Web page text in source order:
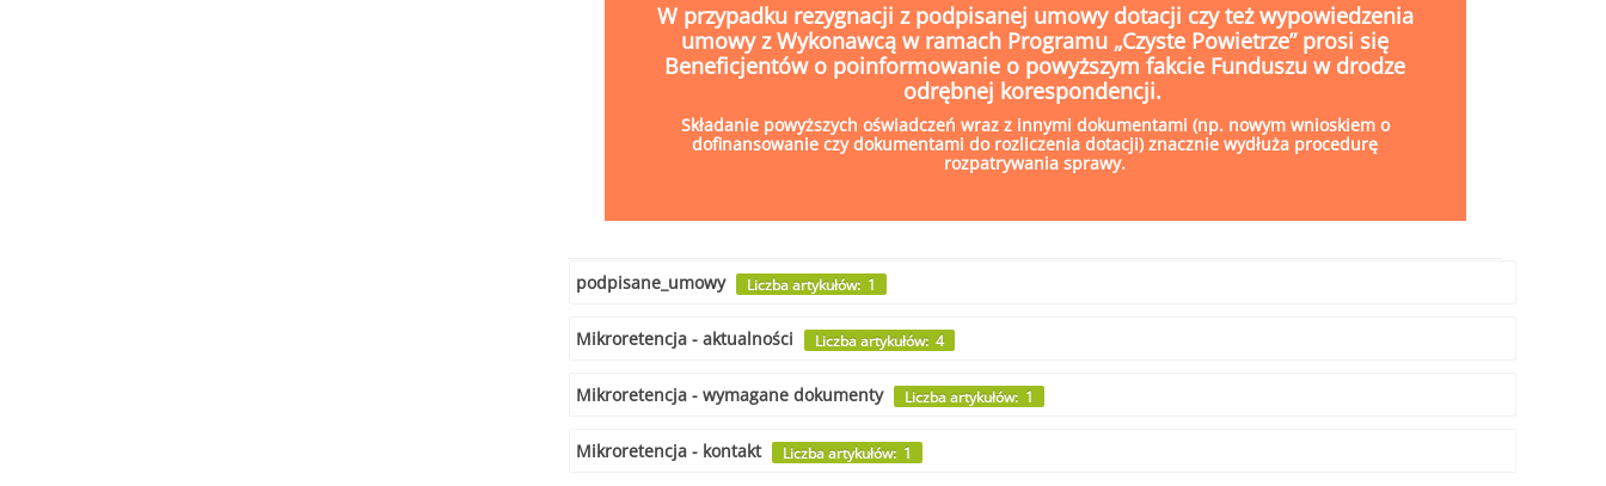
W przypadku rezygnacji z podpisanej umowy dotacji czy też wypowiedzenia
umowy z Wykonawcą w ramach Programu „Czyste Powietrze” prosi się
Beneficjentów o poinformowanie o powyższym fakcie Funduszu w drodze
odrębnej korespondencji.
Składanie powyższych oświadczeń wraz z innymi dokumentami (np. nowym wnioskiem o
dofinansowanie czy dokumentami do rozliczenia dotacji) znacznie wydłuża procedurę
rozpatrywania sprawy.
podpisane_umowy Liczba artykułów: 1
Mikroretencja - aktualności Liczba artykułów: 4
Mikroretencja - wymagane dokumenty Liczba artykułów: 1
Mikroretencja - kontakt Liczba artykułów: 1